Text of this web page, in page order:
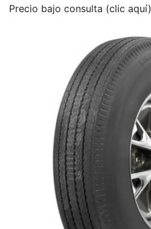
Precio bajo consulta (clic aquí)